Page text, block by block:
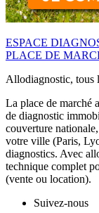
ESPACE
PLACE DE
Allodiagnostic, tous
La place de marché
de diagnostic
couverture
votre ville (Paris,
diagnostics. Avec
technique complet
(vente ou location).
Suivez-nous